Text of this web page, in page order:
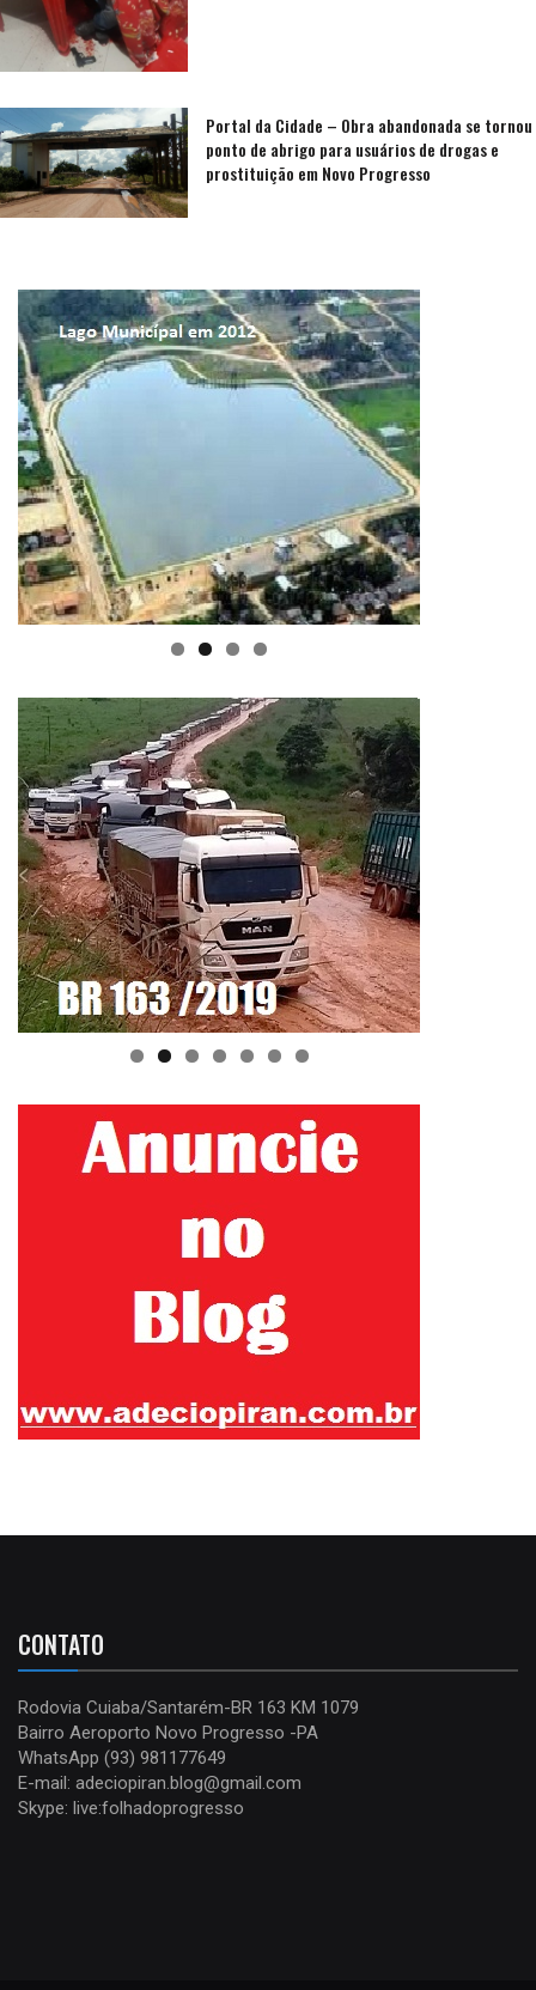
Portal da Cidade – Obra abandonada se tornou
ponto de abrigo para usuários de drogas e
prostituição em Novo Progresso
CONTATO
Rodovia Cuiaba/Santarém-BR 163 KM 1079
Bairro Aeroporto Novo Progresso -PA
WhatsApp (93) 981177649
E-mail: adeciopiran.blog@gmail.com
Skype: live:folhadoprogresso